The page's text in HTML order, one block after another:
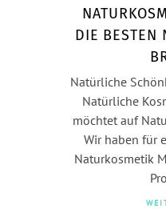
DIE BESTEN
Natürliche
Natürliche
möchtet auf
Wir haben für
Naturkosmetik